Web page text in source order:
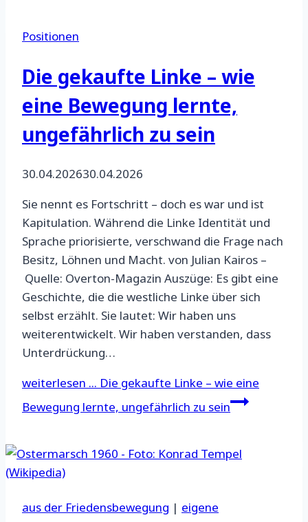
Positionen
Die gekaufte Linke – wie
eine Bewegung lernte,
ungefährlich zu sein
30.04.202630.04.2026
Sie nennt es Fortschritt – doch es war und ist
Kapitulation. Während die Linke Identität und
Sprache priorisierte, verschwand die Frage nach
Besitz, Löhnen und Macht. von Julian Kairos –
Quelle: Overton-Magazin Auszüge: Es gibt eine
Geschichte, die die westliche Linke über sich
selbst erzählt. Sie lautet: Wir haben uns
weiterentwickelt. Wir haben verstanden, dass
Unterdrückung…
weiterlesen ... Die gekaufte Linke – wie eine
Bewegung lernte, ungefährlich zu sein
aus der Friedensbewegung | eigene